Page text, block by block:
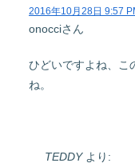
2016年10月28日 9:57
onocciさん
ひどいですよね、こ
ね。
TEDDY より: